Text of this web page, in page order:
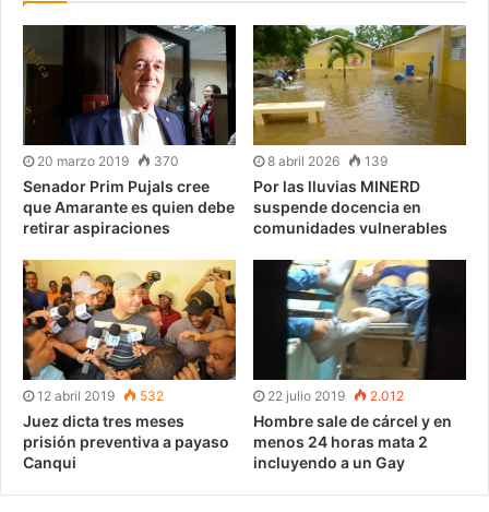
20 marzo 2019 370
Senador Prim Pujals cree
que Amarante es quien debe
retirar aspiraciones
8 abril 2026 139
Por las lluvias MINERD
suspende docencia en
comunidades vulnerables
12 abril 2019 532
Juez dicta tres meses
prisión preventiva a payaso
Canqui
22 julio 2019 2.012
Hombre sale de cárcel y en
menos 24 horas mata 2
incluyendo a un Gay